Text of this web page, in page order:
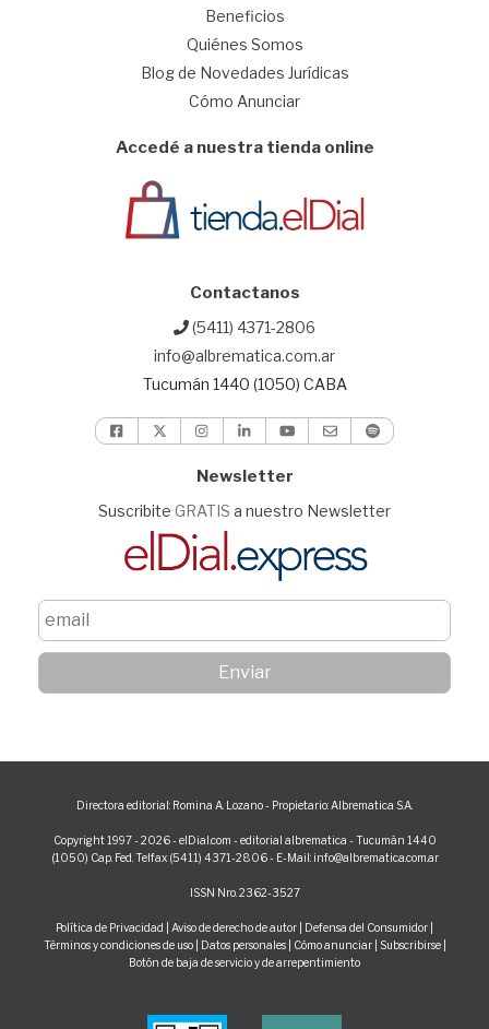
Beneficios
Quiénes Somos
Blog de Novedades Jurídicas
Cómo Anunciar
Accedé a nuestra tienda online
Contactanos
(5411) 4371-2806
info@albrematica.com.ar
Tucumán 1440 (1050) CABA
Newsletter
Suscribite GRATIS a nuestro Newsletter
Directora editorial: Romina A. Lozano - Propietario: Albrematica S.A.
Copyright 1997 - 2026 - elDial.com - editorial albrematica - Tucumán 1440
(1050) Cap. Fed. Telfax (5411) 4371-2806 - E-Mail: info@albrematica.com.ar
ISSN Nro. 2362-3527
Política de Privacidad Aviso de derecho de autor Defensa del Consumidor
Términos y condiciones de uso| Datos personales| Cómo anunciar| Subscribirse
Botón de baja de servicio y de arrepentimiento